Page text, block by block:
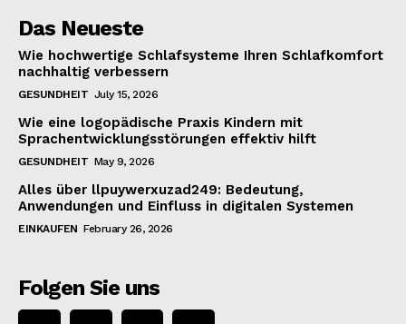
Das Neueste
Wie hochwertige Schlafsysteme Ihren Schlafkomfort
nachhaltig verbessern
GESUNDHEIT July 15, 2026
Wie eine logopädische Praxis Kindern mit
Sprachentwicklungsstörungen effektiv hilft
GESUNDHEIT May 9, 2026
Alles über llpuywerxuzad249: Bedeutung,
Anwendungen und Einfluss in digitalen Systemen
EINKAUFEN February 26, 2026
Folgen Sie uns